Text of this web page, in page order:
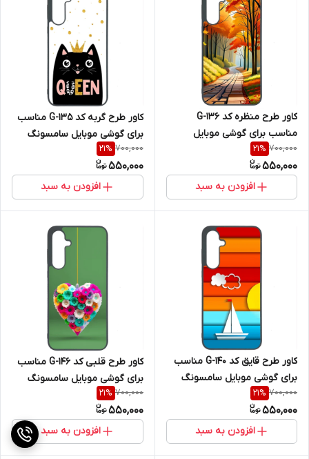
کاور طرح منظره کد G-136
مناسب برای گوشی موبایل
سامسونگ Galaxy A36
700,000
21%
550,000
افزودن به سبد
کاور طرح گربه کد G-135 مناسب
برای گوشی موبایل سامسونگ
Galaxy A36
700,000
21%
550,000
افزودن به سبد
کاور طرح قایق کد G-140 مناسب
برای گوشی موبایل سامسونگ
Galaxy A36
700,000
21%
550,000
افزودن به سبد
کاور طرح قلبی کد G-146 مناسب
برای گوشی موبایل سامسونگ
Galaxy A36
700,000
21%
550,000
افزودن به سبد